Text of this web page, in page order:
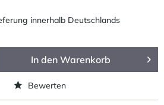
innerhalb Deutschlands
In den Warenkorb
Bewerten